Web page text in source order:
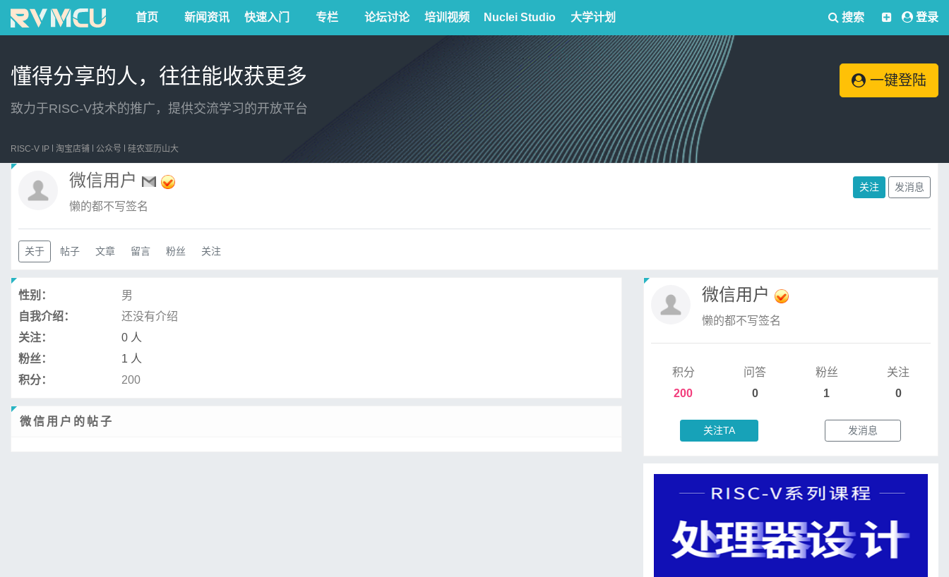
首页 新闻资讯 快速入门 专栏 论坛讨论 培训视频 Nuclei Studio 大学计划 搜索 登录
懂得分享的人，往往能收获更多
致力于RISC-V技术的推广，提供交流学习的开放平台
一键登陆
RISC-V IP 淘宝店铺 公众号 硅农亚历山大
微信用户
懒的都不写签名
关注 发消息
关于 帖子 文章 留言 粉丝 关注
性别：
男
自我介绍：
还没有介绍
关注：
0 人
粉丝：
1 人
积分：
200
微信用户的帖子
微信用户
懒的都不写签名
积分
200
问答
0
粉丝
1
关注
0
关注TA 发消息